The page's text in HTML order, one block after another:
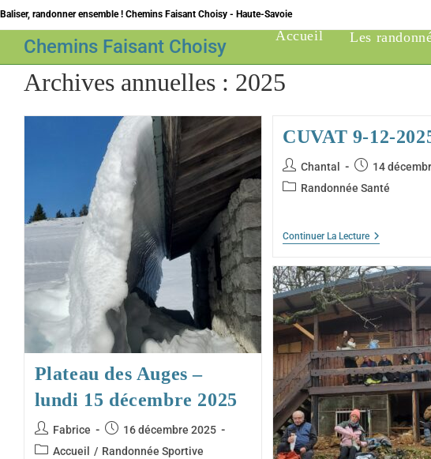
Skip
to
content
Baliser, randonner ensemble ! Chemins Faisant Choisy - Haute-Savoie
Chemins Faisant Choisy Accueil Les
Archives annuelles : 2025
Plateau des Auges –
lundi 15 décembre 2025
Auteur/autrice
de
Fabrice
Publication
publiée :
16 décembre 2025
PostAccueil / Randonnée Sportive
CUVAT 9-12-
Auteur/autrice
de
Chantal
Publication
publiée :
14
PostRandonnée Santé
Continuer La LectureCUVAT
2025